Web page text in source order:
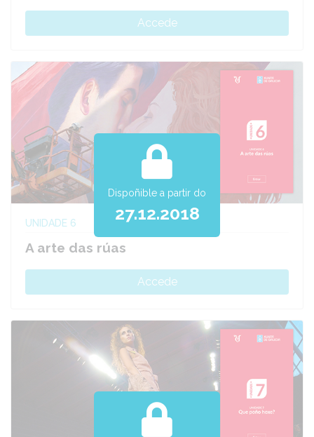
Accede
UNIDADE 6
A arte das rúas
Accede
Dispoñible a partir do
27.12.2018